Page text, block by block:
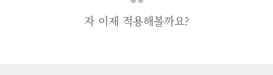
자 이제 적용해볼까요?